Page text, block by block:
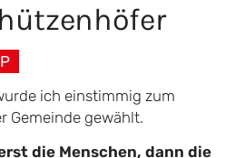
ich einstimmig zum
Gemeinde gewählt.
die Menschen, dann die